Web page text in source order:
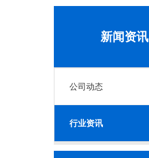
新闻资讯
公司动态
行业资讯